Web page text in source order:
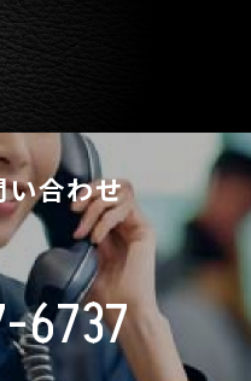
合わせ
6737